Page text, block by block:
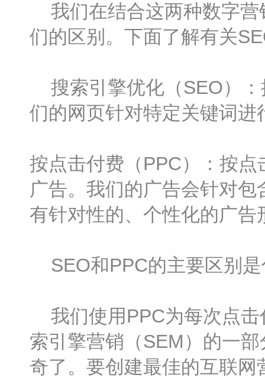
我们在结合这两种数字营
们的区别。下面了解有关
搜索引擎优化（SEO）：
们的网页针对特定关键词进
按点击付费（PPC）：按
广告。我们的广告会针对
有针对性的、个性化的广告
SEO和PPC的主要区别是
我们使用PPC为每次点击
索引擎营销（SEM）的一
奇了。要创建最佳的互联